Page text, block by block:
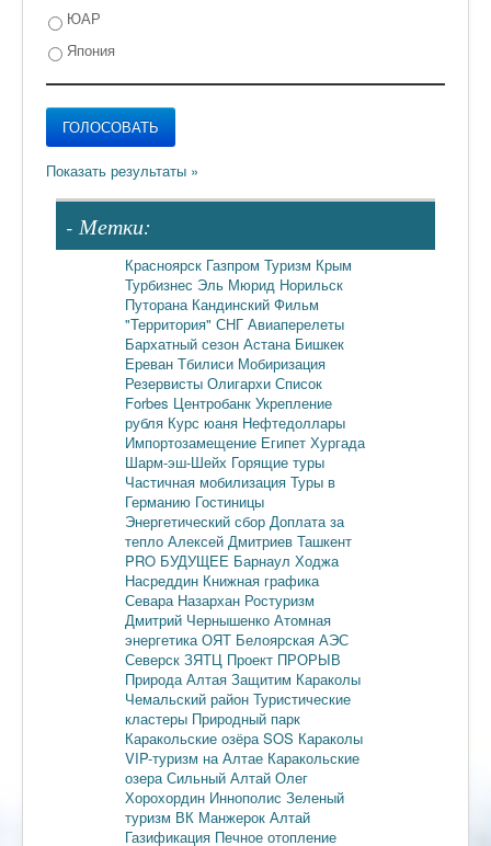
ЮАР
Япония
- Метки:
Красноярск Газпром Туризм Крым
Турбизнес Эль Мюрид Норильск
Путорана Кандинский Фильм
"Территория" СНГ Авиаперелеты
Бархатный сезон Астана Бишкек
Ереван Тбилиси Мобиризация
Резервисты Олигархи Список
Forbes Центробанк Укрепление
рубля Курс юаня Нефтедоллары
Импортозамещение Египет Хургада
Шарм-эш-Шейх Горящие туры
Частичная мобилизация Туры в
Германию Гостиницы
Энергетический сбор Доплата за
тепло Алексей Дмитриев Ташкент
PRO БУДУЩЕЕ Барнаул Ходжа
Насреддин Книжная графика
Севара Назархан Ростуризм
Дмитрий Чернышенко Атомная
энергетика ОЯТ Белоярская АЭС
Северск ЗЯТЦ Проект ПРОРЫВ
Природа Алтая Защитим Караколы
Чемальский район Туристические
кластеры Природный парк
Каракольские озёра SOS Караколы
VIP-туризм на Алтае Каракольские
озера Сильный Алтай Олег
Хорохордин Иннополис Зеленый
туризм ВК Манжерок Алтай
Газификация Печное отопление